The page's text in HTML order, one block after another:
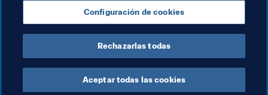
Sweden UEFA Canada Concacaf
Configuración de cookies
Rechazarlas todas
Aceptar todas las cookies